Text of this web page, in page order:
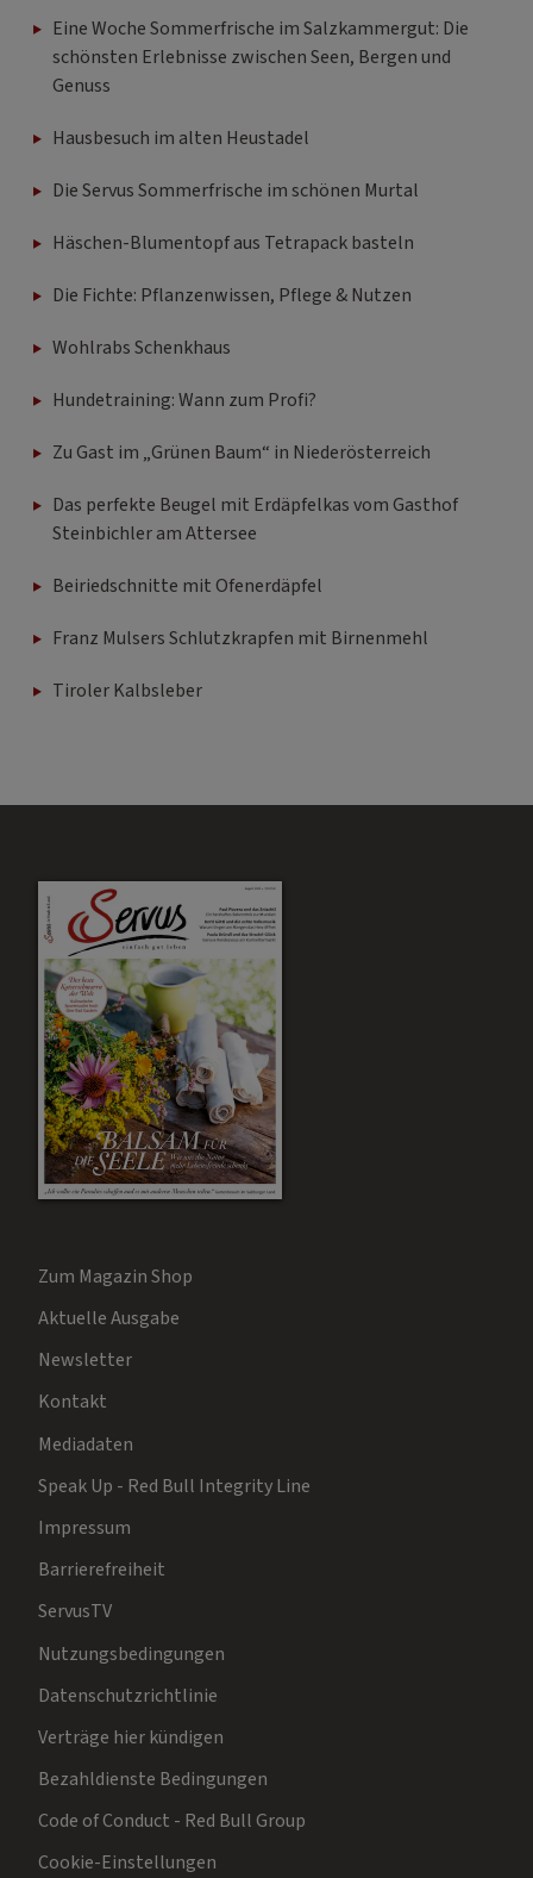
Eine Woche Sommerfrische im Salzkammergut: Die
schönsten Erlebnisse zwischen Seen, Bergen und
Genuss
Hausbesuch im alten Heustadel
Die Servus Sommerfrische im schönen Murtal
Häschen-Blumentopf aus Tetrapack basteln
Die Fichte: Pflanzenwissen, Pflege & Nutzen
Wohlrabs Schenkhaus
Hundetraining: Wann zum Profi?
Zu Gast im „Grünen Baum“ in Niederösterreich
Das perfekte Beugel mit Erdäpfelkas vom Gasthof
Steinbichler am Attersee
Beiriedschnitte mit Ofenerdäpfel
Franz Mulsers Schlutzkrapfen mit Birnenmehl
Tiroler Kalbsleber
Zum Magazin Shop
Aktuelle Ausgabe
Newsletter
Kontakt
Mediadaten
Speak Up - Red Bull Integrity Line
Impressum
Barrierefreiheit
ServusTV
Nutzungsbedingungen
Datenschutzrichtlinie
Verträge hier kündigen
Bezahldienste Bedingungen
Code of Conduct - Red Bull Group
Cookie-Einstellungen